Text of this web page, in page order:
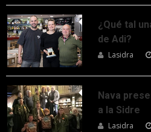
¿Qué tal
de Adi?
Lasidra
Nava
a la Sidre
Lasidra